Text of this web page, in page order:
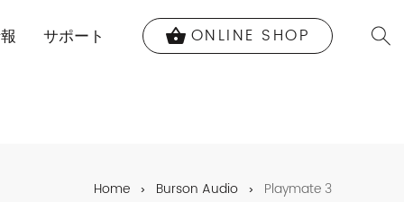
サポート shopping_basket ONLINE SHOP
Home Burson Audio Playmate 3